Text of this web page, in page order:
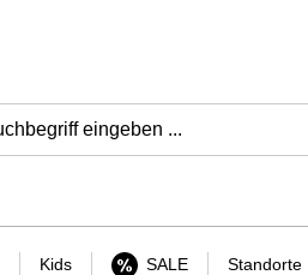
Kids SALE Standorte